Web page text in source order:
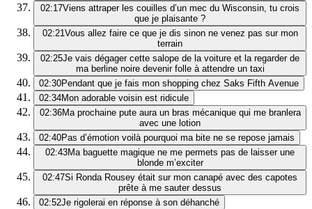
02:17Viens attraper les couilles d’un mec du Wisconsin, tu crois
que je plaisante ?
02:21Vous allez faire ce que je dis sinon ne venez pas sur mon
terrain
02:25Je vais dégager cette salope de la voiture et la regarder de
ma berline noire devenir folle à attendre un taxi
02:30Pendant que je fais mon shopping chez Saks Fifth Avenue
02:34Mon adorable voisin est ridicule
02:36Ma prochaine pute aura un bras mécanique qui me branlera
avec une lotion
02:40Pas d’émotion voilà pourquoi ma bite ne se repose jamais
02:43Ma baguette magique ne me permets pas de laisser une
blonde m’exciter
02:47Si Ronda Rousey était sur mon canapé avec des capotes
prête à me sauter dessus
02:52Je rigolerai en réponse à son déhanché